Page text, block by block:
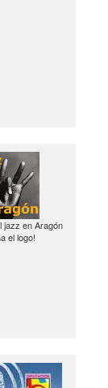
jazz en Aragón
el logo!